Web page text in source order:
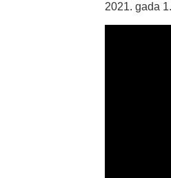
2021. gada